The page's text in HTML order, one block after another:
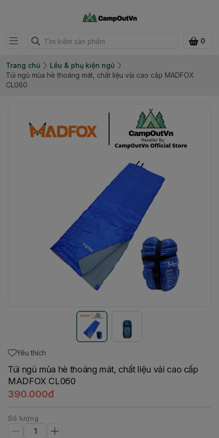
0
Trang chủ
Lều & phụ kiện ngủ
Túi ngủ mùa hè thoáng mát, chất liệu vải cao cấp MADFOX
CL060
Yêu thích
Túi ngủ mùa hè thoáng mát, chất liệu vải cao cấp
MADFOX CL060
390.000đ
Số lượng